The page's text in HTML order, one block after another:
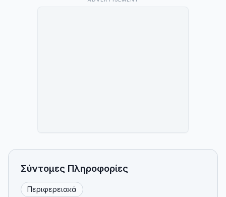
Σύντομες Πληροφορίες
Περιφερειακά